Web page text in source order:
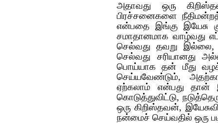
அதாவது ஒரு
பிரச்சனைகளை
என்பதை இங்கு இயேசு
சமாதானமாக வாழ்வது
செல்வது தவறு
செல்வது சரியானது
பொய்யாக தன் மீது
செய்யவேண்டும்,
ஏற்கலாம் என்பது தான்
கொடுத்துவிட்டு,
ஒரு கிறிஸ்தவன்,
நன்மைச் செய்வதில் ஒரு